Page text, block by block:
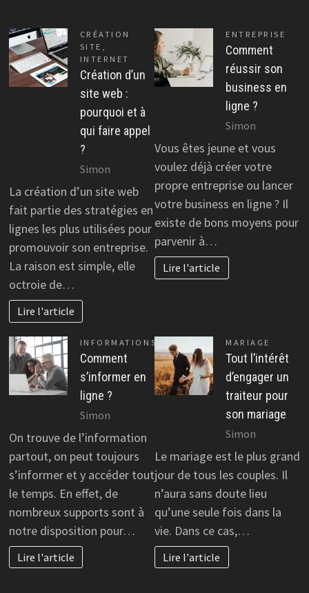
CRÉATION
SITE
INTERNET
Création d’un
site web :
pourquoi et à
qui faire appel
?
Simon
La création d’un site web
fait partie des stratégies en
lignes les plus utilisées pour
promouvoir son entreprise.
La raison est simple, elle
octroie de…
Lire l'article
ENTREPRISE
Comment
réussir son
business en
ligne ?
Simon
Vous êtes jeune et vous
voulez déjà créer votre
propre entreprise ou lancer
votre business en ligne ? Il
existe de bons moyens pour
parvenir à…
Lire l'article
INFORMATIONS
Comment
s’informer en
ligne ?
Simon
On trouve de l’information
partout, on peut toujours
s’informer et y accéder tout
le temps. En effet, de
nombreux supports sont à
notre disposition pour…
Lire l'article
MARIAGE
Tout l’intérêt
d’engager un
traiteur pour
son mariage
Simon
Le mariage est le plus grand
jour de tous les couples. Il
n’aura sans doute lieu
qu’une seule fois dans la
vie. Dans ce cas,…
Lire l'article